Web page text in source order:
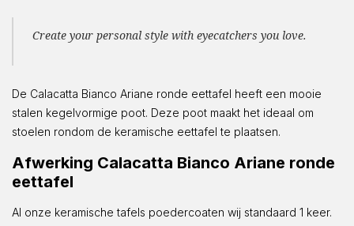
Create your personal style with eyecatchers you love.
De Calacatta Bianco Ariane ronde eettafel heeft een mooie
stalen kegelvormige poot. Deze poot maakt het ideaal om
stoelen rondom de keramische eettafel te plaatsen.
Afwerking Calacatta Bianco Ariane ronde
eettafel
Al onze keramische tafels poedercoaten wij standaard 1 keer.